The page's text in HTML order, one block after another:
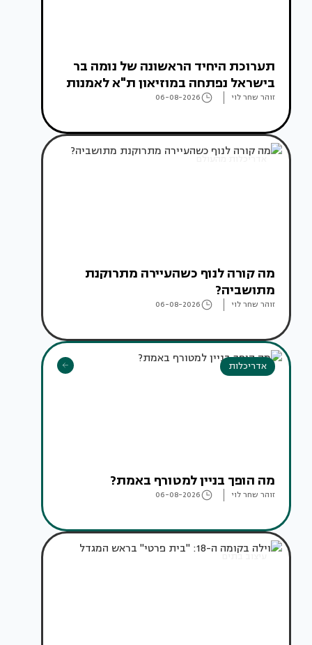
תערוכת היחיד הראשונה של נומה בר
בישראל נפתחה במוזיאון ת"א לאמנות
זוהר שחר לוי 06-08-2026
אדריכלות מהעולם
מה קורה לנוף כשהעיירה מתרוקנת
מתושביה?
זוהר שחר לוי 06-08-2026
אדריכלות
מה הופך בניין למטורף באמת?
זוהר שחר לוי 06-08-2026
עיצוב בתים